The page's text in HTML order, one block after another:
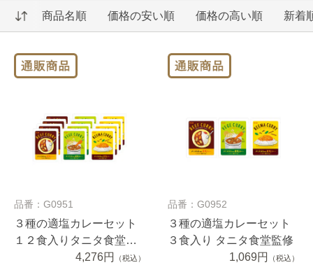
商品名順 価格の安い順 価格の高い順 新着
品番：G0951
３種の適塩カレーセット
１２食入りタニタ食堂監
4,276円 （税込）
品番：G0952
３種の適塩カレーセット
３食入り タニタ食堂監修
1,069円
（税込）